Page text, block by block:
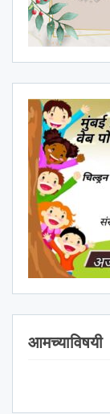
आमच्याविषयी